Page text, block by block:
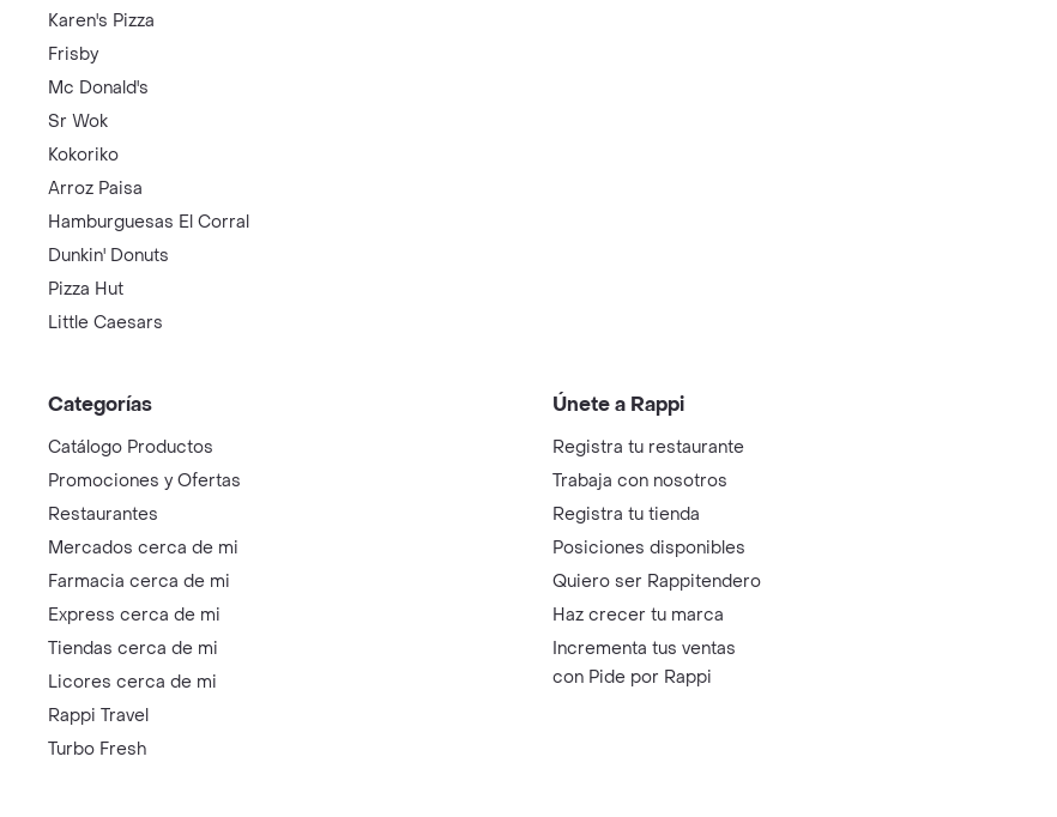
Karen's Pizza
Frisby
Mc Donald's
Sr Wok
Kokoriko
Arroz Paisa
Hamburguesas El Corral
Dunkin' Donuts
Pizza Hut
Little Caesars
Categorías
Catálogo Productos
Promociones y Ofertas
Restaurantes
Mercados cerca de mi
Farmacia cerca de mi
Express cerca de mi
Tiendas cerca de mi
Licores cerca de mi
Rappi Travel
Turbo Fresh
Únete a Rappi
Registra tu restaurante
Trabaja con nosotros
Registra tu tienda
Posiciones disponibles
Quiero ser Rappitendero
Haz crecer tu marca
Incrementa tus ventas
con Pide por Rappi